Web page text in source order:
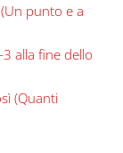
punto e a
alla fine dello
(Quanti